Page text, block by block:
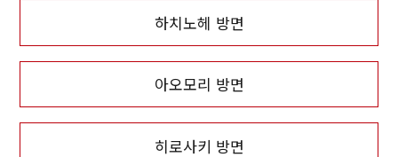
하치노헤 방면
아오모리 방면
히로사키 방면